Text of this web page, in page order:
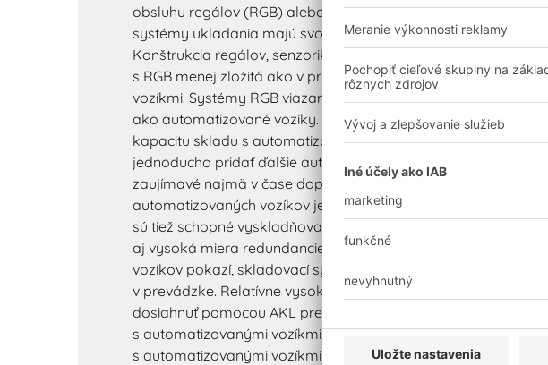
obsluhu regálov (RGB) alebo automatizovanými vozíkmi. Oba
systémy ukladania majú svoje výhody aj nevýhody.
Konštrukcia regálov, senzorika a ovládanie je v prípade AKL
s RGB menej zložitá ako v prípade AKL s automatizovanými
vozíkmi. Systémy RGB viazané na uličky sú však menej flexibilné
ako automatizované vozíky. Ak je potrebné zvýšiť manipulačnú
kapacitu skladu s automatizovanými vozíkmi, možno
jednoducho pridať ďalšie automatizované vozíky. To je
zaujímavé najmä v čase dopravnej špičky. Zakúpenie
automatizovaných vozíkov je pomerne lacné. Robotické vozidlá
sú tiež schopné vyskladňovať až do presnej sekvencie. Existuje
aj vysoká miera redundancie. Ak sa jedno alebo niekoľko
vozíkov pokazí, skladovací systém môže pokračovať
v prevádzke. Relatívne vysoký manipulačný výkon možno
dosiahnuť pomocou AKL prevádzkovaných
s automatizovanými vozíkmi. Výkonnosť skladu
s automatizovanými vozíkmi však závisí aj od počtu